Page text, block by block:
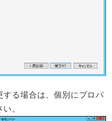
る場合は、個別にプロパ
。